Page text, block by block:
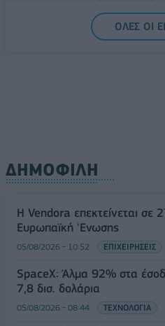
ΟΛΕΣ ΟΙ
ΔΗΜΟΦΙΛΗ
Η Vendora επεκτείνεται σε
Ευρωπαϊκή 'Ενωσης
05/08/2026 - 10:52 ΕΠΙΧΕΙΡΗΣΕΙΣ
SpaceX: Άλμα 92% στα
7,8 δισ. δολάρια
05/08/2026 - 08:44 ΤΕΧΝΟΛΟΓΙΑ